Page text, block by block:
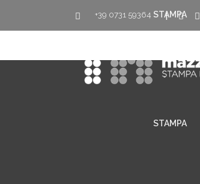
+39 0731 59364 |
STAMPA
STAMPA